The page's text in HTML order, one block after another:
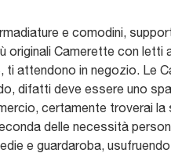
e comodini,
originali Camerette con
ti attendono in negozio.
difatti deve essere uno
certamente troverai
delle necessità
e guardaroba,